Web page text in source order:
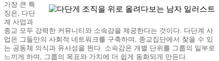
가장 큰 특
징은, 다단
계 사업과
종교 모두 강력한 커뮤니티와 소속감을 제공한다는 것이다. 다단계 사
업은 그들만의 사회적 네트워크를 구축하며, 종교집단에서 찾을 수 있
는 공동체 의식과 유사성을 띈다. 소속감은 개별 단위를 그룹의 일부로
느끼게 하며, 그룹의 목표와 가치에 더 쉽게 동화되게 만든다.